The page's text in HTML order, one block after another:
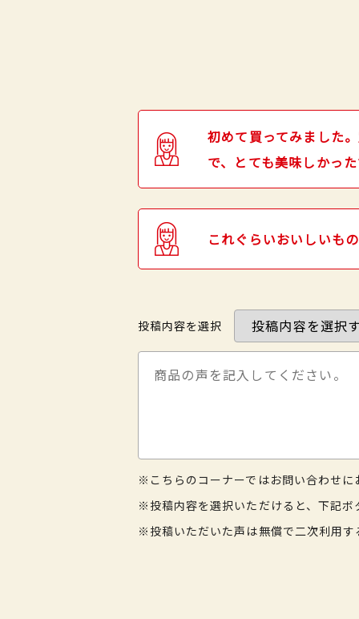
初めて買ってみました
で、とても美味しかっ
これぐらいおいしいも
投稿内容を選択
※こちらのコーナーではお問い合わせに
※投稿内容を選択いただけると、下記ボ
※投稿いただいた声は無償で二次利用す